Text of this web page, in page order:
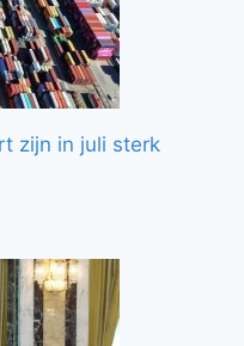
zijn in juli sterk